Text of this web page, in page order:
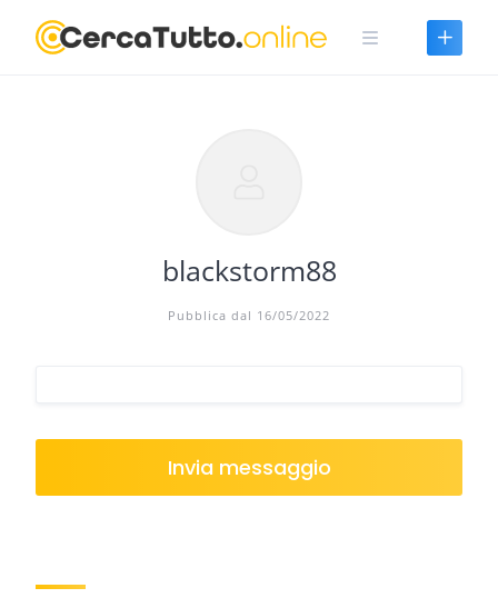
blackstorm88
Pubblica dal 16/05/2022
Invia messaggio